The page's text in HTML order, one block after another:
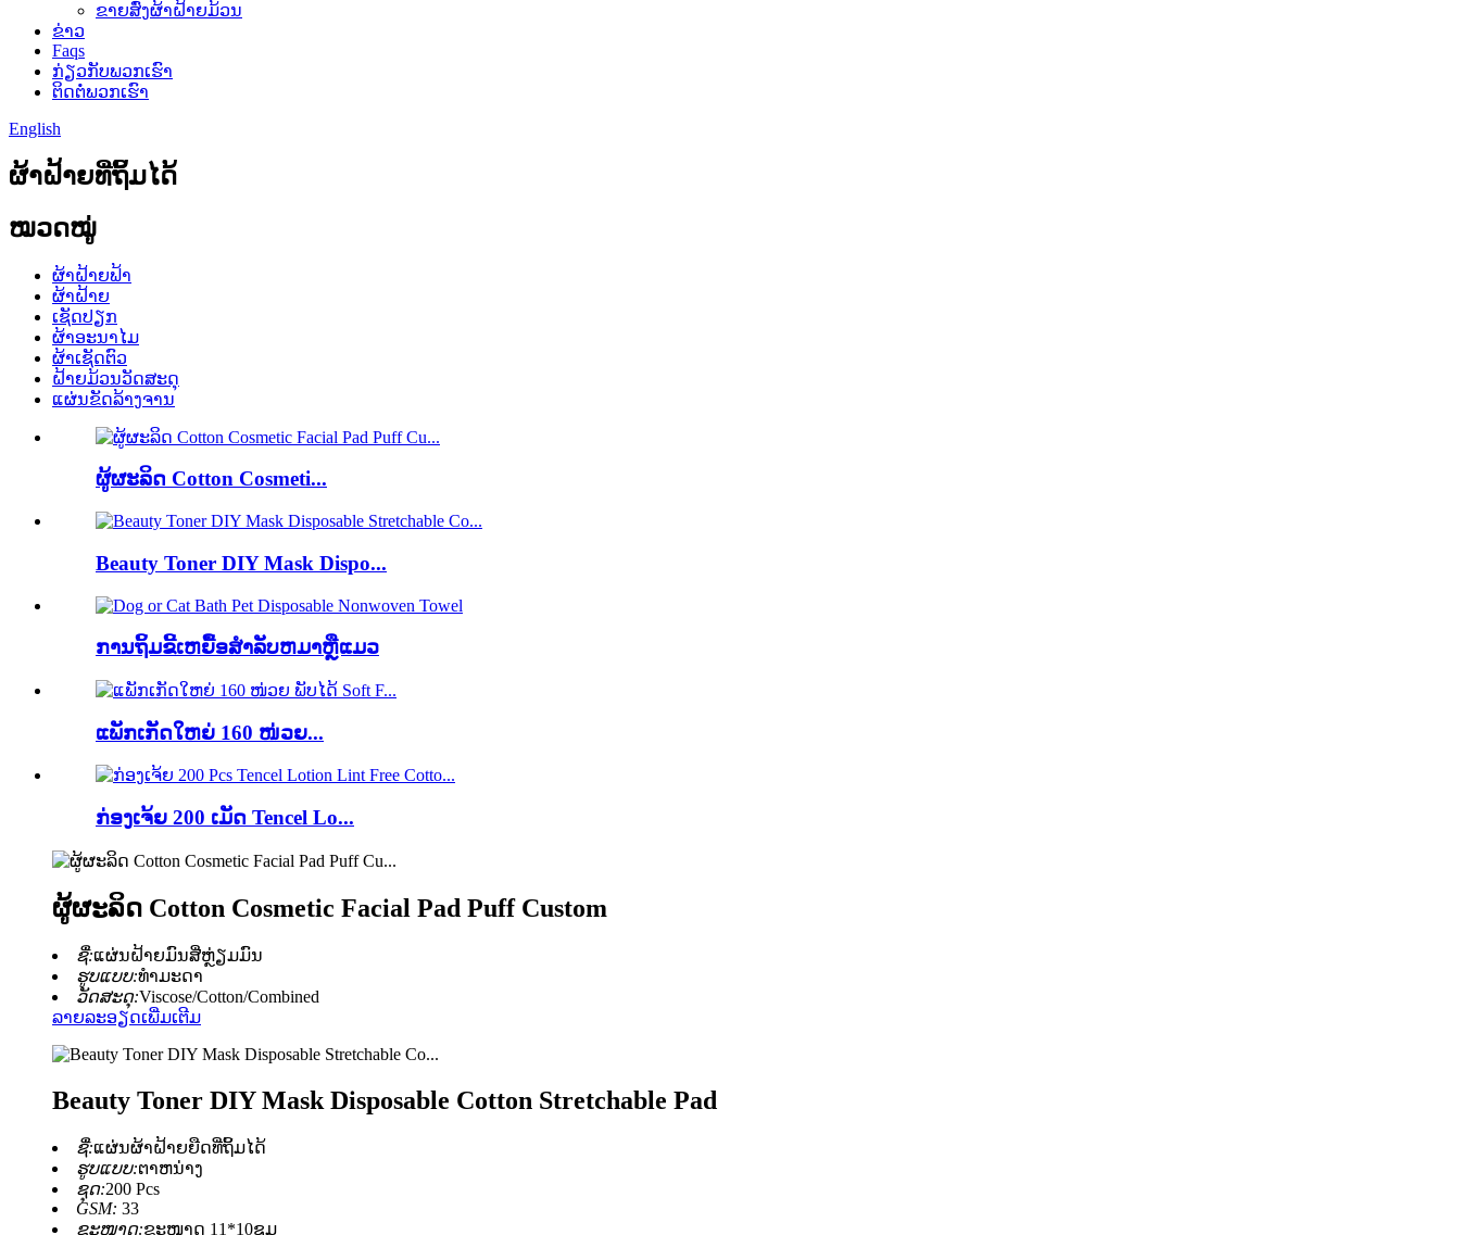
ຂາຍສົ່ງຜ້າຝ້າຍມ້ວນ
ຂ່າວ
Faqs
ກ່ຽວກັບພວກເຮົາ
ຕິດຕໍ່ພວກເຮົາ
English
ຜ້າຝ້າຍທີ່ຖິ້ມໄດ້
ໝວດໝູ່
ຜ້າຝ້າຍຟ້າ
ຜ້າຝ້າຍ
ເຊັດປຽກ
ຜ້າອະນາໄມ
ຜ້າເຊັດຕົວ
ຝ້າຍມ້ວນວັດສະດຸ
ແຜ່ນຂັດລ້າງຈານ
ຜູ້ຜະລິດ Cotton Cosmeti...
Beauty Toner DIY Mask Dispo...
ການຖິ້ມຂີ້ເຫຍື້ອສໍາລັບຫມາຫຼືແມວ
ແພັກເກັດໃຫຍ່ 160 ໜ່ວຍ...
ກ່ອງເຈ້ຍ 200 ເມັດ Tencel Lo...
ຜູ້ຜະລິດ Cotton Cosmetic Facial Pad Puff Custom
ຊື່:ແຜ່ນຝ້າຍມົນສີ່ຫຼ່ຽມມົນ
ຮູບແບບ:ທຳມະດາ
ວັດສະດຸ:Viscose/Cotton/Combined
ລາຍລະອຽດເພີ່ມເຕີມ
Beauty Toner DIY Mask Disposable Cotton Stretchable Pad
ຊື່:ແຜ່ນຜ້າຝ້າຍຍືດທີ່ຖິ້ມໄດ້
ຮູບແບບ:ຕາຫນ່າງ
ຊຸດ:200 Pcs
GSM: 33
ຂະໜາດ:ຂະໜາດ 11*10ຊມ